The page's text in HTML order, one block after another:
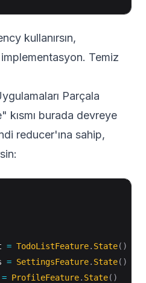
kullanırsın,
Temiz
Parçala
kısmı burada devreye
reducer'ına sahip,
= TodoListFeature. State( )
= SettingsFeature. State( )
= ProfileFeature. State( )